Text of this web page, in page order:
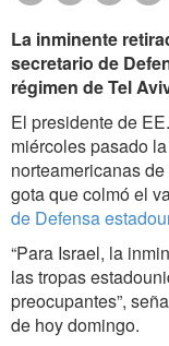
La inminente
secretario de
régimen de Tel
El presidente de
miércoles pasado
norteamericanas
gota que colmó el
de Defensa
“Para Israel, la
las tropas
preocupantes”,
de hoy domingo.